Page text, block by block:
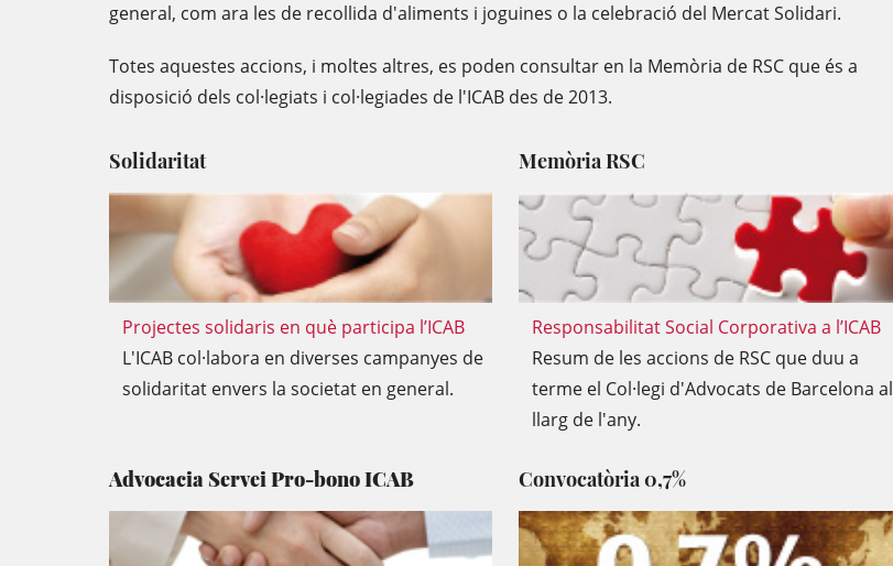
general, com ara les de recollida d'aliments i joguines o la celebració del Mercat Solidari.
Totes aquestes accions, i moltes altres, es poden consultar en la Memòria de RSC que és a
disposició dels col·legiats i col·legiades de l'ICAB des de 2013.
Solidaritat
Projectes solidaris en què participa l’ICAB
L'ICAB col·labora en diverses campanyes de
solidaritat envers la societat en general.
Memòria RSC
Responsabilitat Social Corporativa a l’ICAB
Resum de les accions de RSC que duu a
terme el Col·legi d'Advocats de Barcelona al
llarg de l'any.
Advocacia Servei Pro-bono ICAB Convocatòria 0,7%